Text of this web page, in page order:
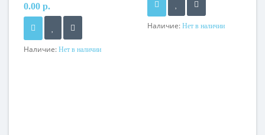
0.00 р.
Наличие: Нет в наличии
Наличие: Нет в наличии